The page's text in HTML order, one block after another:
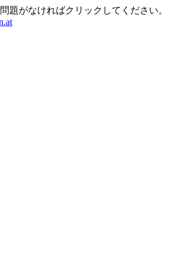
題がなければクリックしてください。